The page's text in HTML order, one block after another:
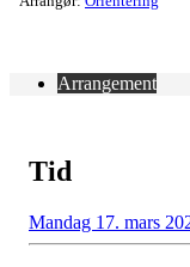
Arrangement
Tid
Mandag 17. mars